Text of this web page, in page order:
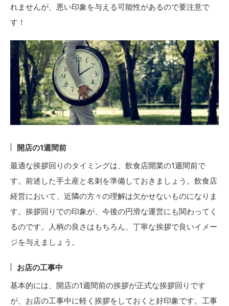
れませんが、悪い印象を与える可能性があるので要注意で
す！
開店の1週間前
最適な挨拶回りのタイミングは、飲食店開業の1週間前で
す。前述した手土産と名刺を準備しておきましょう。飲食店
経営において、近隣の方々の理解は欠かせないものになりま
す。挨拶回りでの印象が、今後の円滑な運営にも関わってく
るのです。人柄の良さはもちろん、丁寧な挨拶で良いイメー
ジを与えましょう。
お店の工事中
基本的には、開店の1週間前の挨拶が正式な挨拶回りです
が、お店の工事中に軽く挨拶をしておくと好印象です。工事